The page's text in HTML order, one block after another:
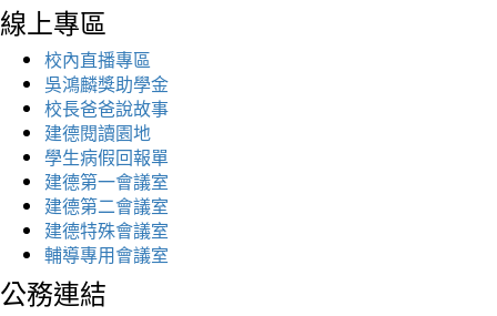
線上專區
校內直播專區
吳鴻麟獎助學金
校長爸爸說故事
建德閱讀園地
學生病假回報單
建德第一會議室
建德第二會議室
建德特殊會議室
輔導專用會議室
公務連結